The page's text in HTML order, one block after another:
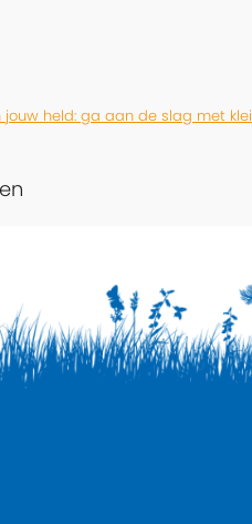
jouw held: ga aan de slag met klei